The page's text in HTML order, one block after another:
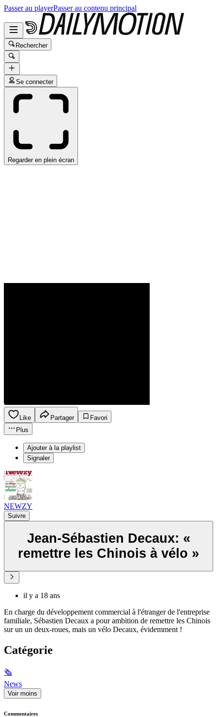
Passer au playerPasser au contenu principal
Rechercher
Se connecter
Regarder en plein écran
Like Partager
Favori
Plus
Ajouter à la playlist
Signaler
NEWZY
Suivre
Jean-Sébastien Decaux: «
remettre les Chinois à vélo »
il y a 18 ans
En charge du développement commercial à l'étranger de l'entreprise
familiale, Sébastien Decaux a pour ambition de remettre les Chinois
sur un un deux-roues, mais un vélo Decaux, évidemment !
Catégorie
🗞
News
Voir moins
Commentaires